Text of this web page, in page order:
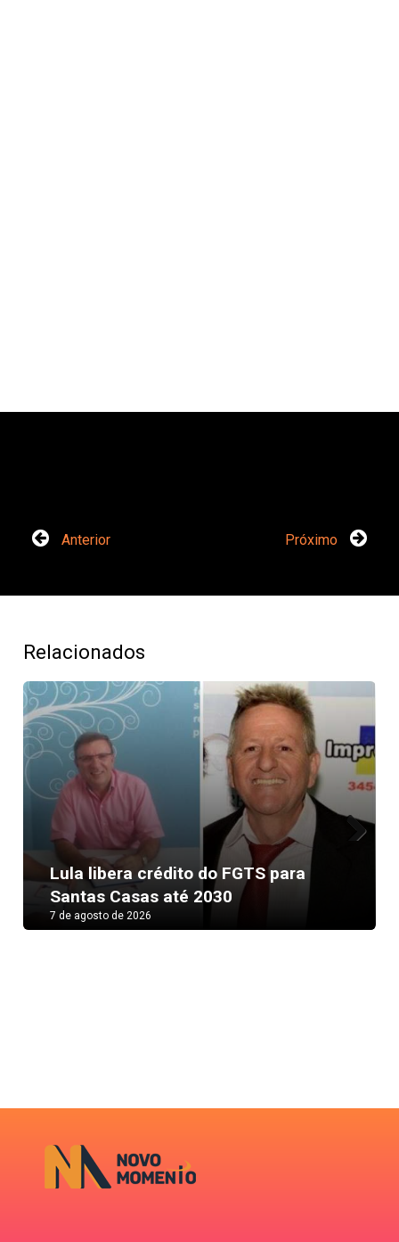
Anterior Próximo
Relacionados
Lula libera crédito do FGTS para
Santas Casas até 2030
7 de agosto de 2026